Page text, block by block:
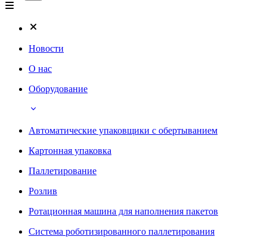
Новости
О нас
Оборудование
Автоматические упаковщики с обертыванием
Картонная упаковка
Паллетирование
Розлив
Ротационная машина для наполнения пакетов
Система роботизированного паллетирования